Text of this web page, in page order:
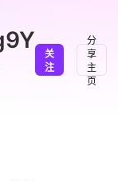
关
注
分
享
主
页